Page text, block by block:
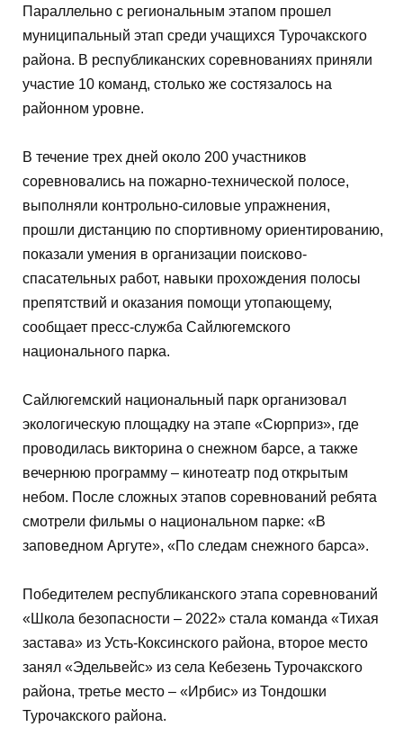
Параллельно с региональным этапом прошел
муниципальный этап среди учащихся Турочакского
района. В республиканских соревнованиях приняли
участие 10 команд, столько же состязалось на
районном уровне.
В течение трех дней около 200 участников
соревновались на пожарно-технической полосе,
выполняли контрольно-силовые упражнения,
прошли дистанцию по спортивному ориентированию,
показали умения в организации поисково-
спасательных работ, навыки прохождения полосы
препятствий и оказания помощи утопающему,
сообщает пресс-служба Сайлюгемского
национального парка.
Сайлюгемский национальный парк организовал
экологическую площадку на этапе «Сюрприз», где
проводилась викторина о снежном барсе, а также
вечернюю программу – кинотеатр под открытым
небом. После сложных этапов соревнований ребята
смотрели фильмы о национальном парке: «В
заповедном Аргуте», «По следам снежного барса».
Победителем республиканского этапа соревнований
«Школа безопасности – 2022» стала команда «Тихая
застава» из Усть-Коксинского района, второе место
занял «Эдельвейс» из села Кебезень Турочакского
района, третье место – «Ирбис» из Тондошки
Турочакского района.